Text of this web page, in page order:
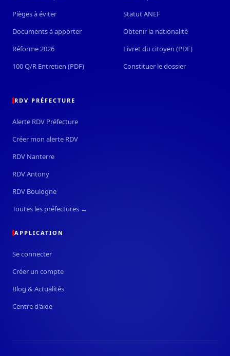
Pièges à éviter
Documents à apporter
Réforme 2026
100 Q/R Entretien (PDF)
Statut ANEF
Obtenir la nationalité
Livret du citoyen (PDF)
Constituer le dossier
RDV PRÉFECTURE
Alerte RDV Préfecture
Créer mon alerte RDV
RDV Nanterre
RDV Antony
RDV Boulogne
Toutes les préfectures →
APPLICATION
Se connecter
Créer un compte
Blog & Actualités
Centre d'aide